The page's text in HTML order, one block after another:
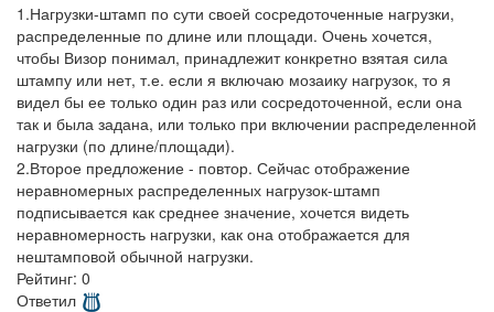
1.Нагрузки-штамп по сути своей сосредоточенные нагрузки,
распределенные по длине или площади. Очень хочется,
чтобы Визор понимал, принадлежит конкретно взятая сила
штампу или нет, т.е. если я включаю мозаику нагрузок, то я
видел бы ее только один раз или сосредоточенной, если она
так и была задана, или только при включении распределенной
нагрузки (по длине/площади).
2.Второе предложение - повтор. Сейчас отображение
неравномерных распределенных нагрузок-штамп
подписывается как среднее значение, хочется видеть
неравномерность нагрузки, как она отображается для
нештамповой обычной нагрузки.
Рейтинг: 0
Ответил